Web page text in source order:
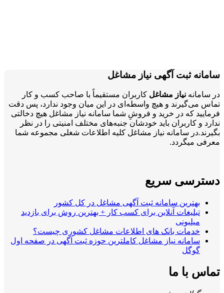
سامانه ثبت آگهی نیاز مشاغل
در سامانه نیاز مشاغلکاربران مستقیماً با صاحب کسب و کار
تماس می‌گیرند و هیچ واسطه‌ای در این میان وجود ندارد، پس دقت
فرمایید که در خرید و فروشِ شما سامانه نیاز مشاغل هیچ دخالتی
ندارد و کاربران باید خودشان جنبه‌های مختلف امنیتی را در نظر
بگیرند.در سامانه نیاز مشاغل کلیه اطلاعات شغلی مجموعه شما
معرفی میگردد.
دسترسی سریع
بهترین سامانه ثبت آگهی مشاغل در کل کشور
تبلیغات آنلاین برای کسب کار + بهترین روش برای بازدید
میلیونی
خدمات بانک های اطلاعات مشاغل کشوری چیست؟
سامانه نیاز مشاغل کاملترین حوزه ثبت آگهی در صفحه اول
گوگل
تماس با ما